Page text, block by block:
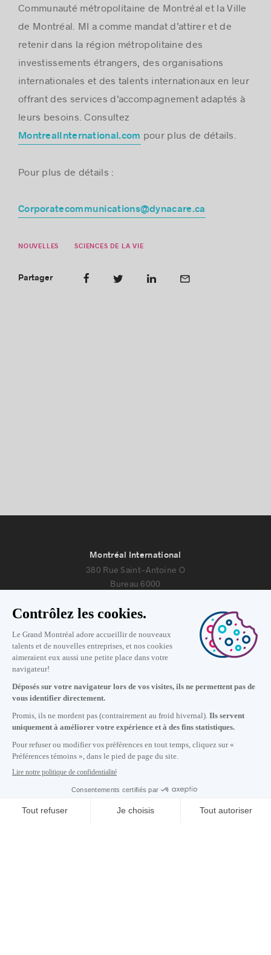
Communauté métropolitaine de Montréal et la Ville
de Montréal. MI a comme mandat d’attirer et de
retenir dans la région métropolitaine des
investissements étrangers, des organisations
internationales et des talents internationaux en leur
offrant des services d’accompagnement adaptés à
leurs besoins. Consultez
MontrealInternational.com pour plus de détails.
Pour plus de détails :
Corporatecommunications@dynacare.ca
NOUVELLES SCIENCES DE LA VIE
Partager
S'abonner à notre infolettre
Carrières
À propos de nous
Montréal International
380 Rue Saint-Antoine O
Bureau 6000
Nous joindre
Lundi au vendredi de 8h30 à 17h.